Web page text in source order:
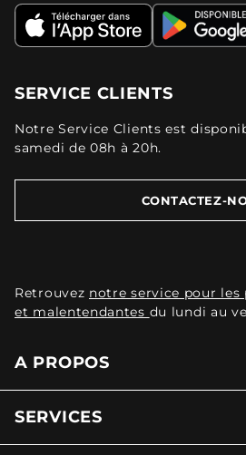
SERVICE CLIENTS
Notre Service Clients est
samedi de 08h à 20h.
CONTACTEZ-
Retrouvez notre service pour les
et malentendantes du lundi au
A PROPOS
SERVICES